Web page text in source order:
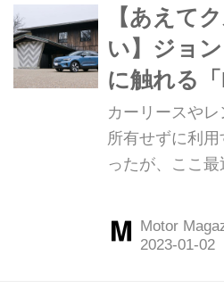
【あえて
い】ジョ
に触れる
RESORT
ゾート箱
下郡箱根
カーリースや
所有せずに利
ったが、ここ
より身近になっ
さえ持っていれ
Motor